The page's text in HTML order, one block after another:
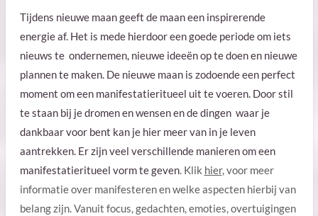
Tijdens nieuwe maan geeft de maan een inspirerende
energie af. Het is mede hierdoor een goede periode om iets
nieuws te ondernemen, nieuwe ideeën op te doen en nieuwe
plannen te maken. De nieuwe maan is zodoende een perfect
moment om een manifestatieritueel uit te voeren. Door stil
te staan bij je dromen en wensen en de dingen waar je
dankbaar voor bent kan je hier meer van in je leven
aantrekken. Er zijn veel verschillende manieren om een
manifestatieritueel vorm te geven. Klik hier, voor meer
informatie over manifesteren en welke aspecten hierbij van
belang zijn.Vanuit focus, gedachten, emoties, overtuigingen